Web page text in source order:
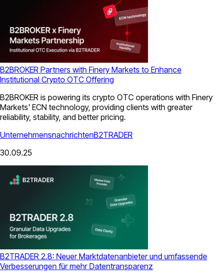
B2BROKER Partners with Finery Markets to Enhance
Institutional Crypto OTC Offering
B2BROKER is powering its crypto OTC operations with Finery
Markets' ECN technology, providing clients with greater
reliability, stability, and better pricing.
UnternehmensnachrichtenB2TRADER
30.09.25
B2TRADER 2.8: Neuer Marktdatenanbieter und umfassende
Verbesserungen für mehr Datentransparenz